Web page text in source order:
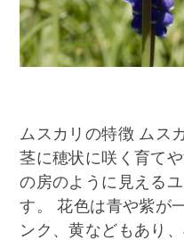
ムスカリの特徴 ムス
茎に穂状に咲く育て
の房のように見える
す。 花色は青や紫が
ンク、黄などもあり